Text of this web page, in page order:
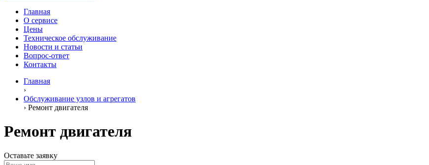
Главная
О сервисе
Цены
Техническое обслуживание
Новости и статьи
Вопрос-ответ
Контакты
Главная
›
Обслуживание узлов и агрегатов
› Ремонт двигателя
Ремонт двигателя
Оставьте заявку